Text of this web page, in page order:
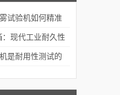
试验机如何精准
现代工业耐久性
是耐用性测试的